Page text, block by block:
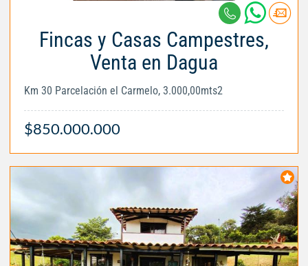
Fincas y Casas Campestres,
Venta en Dagua
Km 30 Parcelación el Carmelo, 3.000,00mts2
$850.000.000